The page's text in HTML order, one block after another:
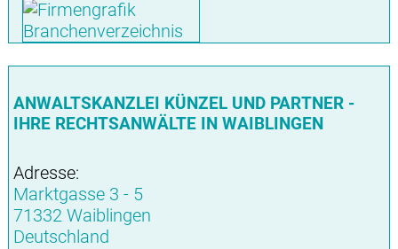
ANWALTSKANZLEI KÜNZEL UND PARTNER -
IHRE RECHTSANWÄLTE IN WAIBLINGEN
Adresse:
Marktgasse 3 - 5
71332 Waiblingen
Deutschland